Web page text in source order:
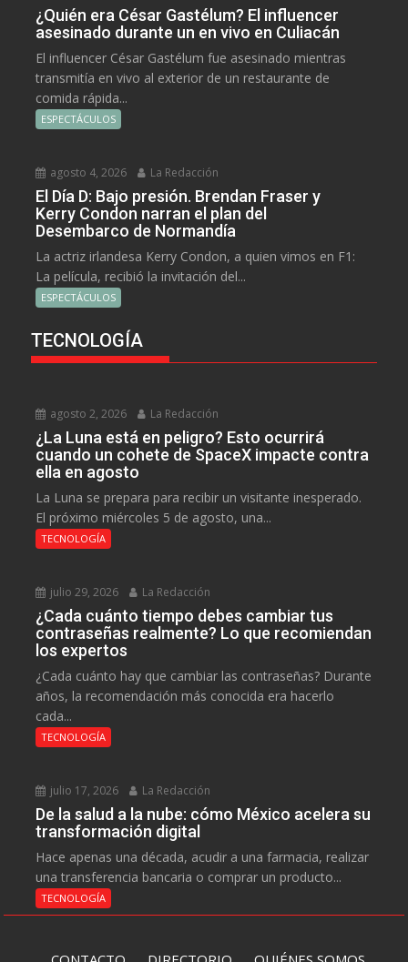
¿Quién era César Gastélum? El influencer
asesinado durante un en vivo en Culiacán
El influencer César Gastélum fue asesinado mientras
transmitía en vivo al exterior de un restaurante de
comida rápida...
ESPECTÁCULOS
agosto 4, 2026 La Redacción
El Día D: Bajo presión. Brendan Fraser y
Kerry Condon narran el plan del
Desembarco de Normandía
La actriz irlandesa Kerry Condon, a quien vimos en F1:
La película, recibió la invitación del...
ESPECTÁCULOS
TECNOLOGÍA
agosto 2, 2026 La Redacción
¿La Luna está en peligro? Esto ocurrirá
cuando un cohete de SpaceX impacte contra
ella en agosto
La Luna se prepara para recibir un visitante inesperado.
El próximo miércoles 5 de agosto, una...
TECNOLOGÍA
julio 29, 2026 La Redacción
¿Cada cuánto tiempo debes cambiar tus
contraseñas realmente? Lo que recomiendan
los expertos
¿Cada cuánto hay que cambiar las contraseñas? Durante
años, la recomendación más conocida era hacerlo
cada...
TECNOLOGÍA
julio 17, 2026 La Redacción
De la salud a la nube: cómo México acelera su
transformación digital
Hace apenas una década, acudir a una farmacia, realizar
una transferencia bancaria o comprar un producto...
TECNOLOGÍA